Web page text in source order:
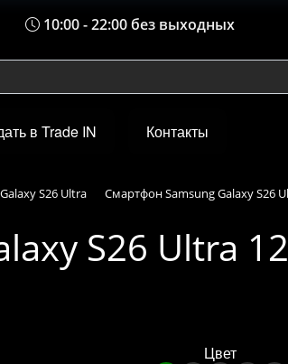
10:00 - 22:00 без выходных
в Trade IN Контакты
Galaxy S26 Ultra Смартфон Samsung Galaxy S26
S26 Ultra
Цвет